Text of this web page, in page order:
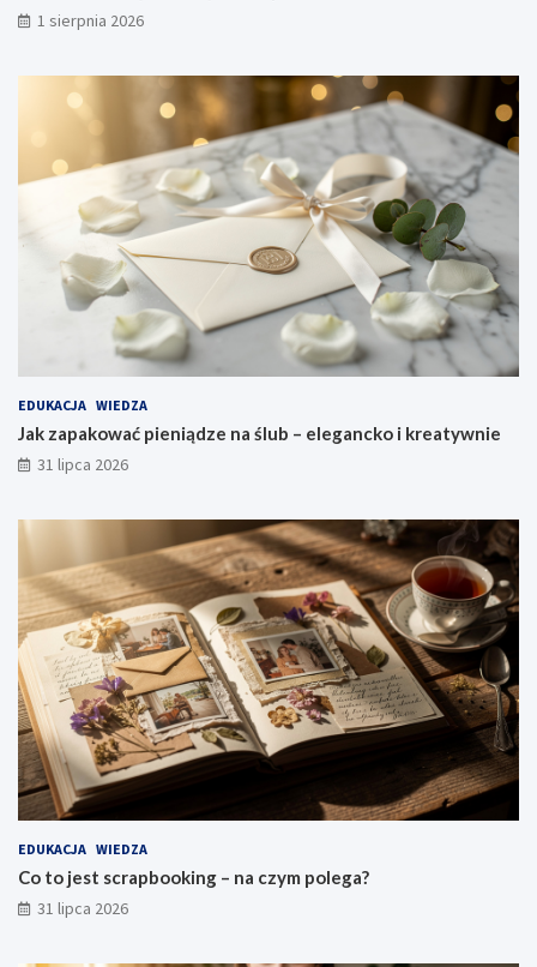
1 sierpnia 2026
EDUKACJA WIEDZA
Jak zapakować pieniądze na ślub – elegancko i kreatywnie
31 lipca 2026
EDUKACJA WIEDZA
Co to jest scrapbooking – na czym polega?
31 lipca 2026